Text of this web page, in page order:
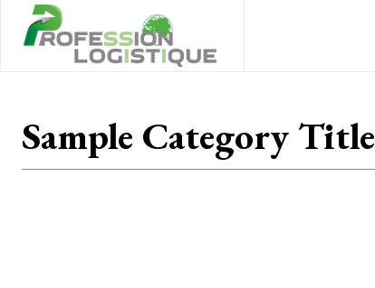
Sample Category Title